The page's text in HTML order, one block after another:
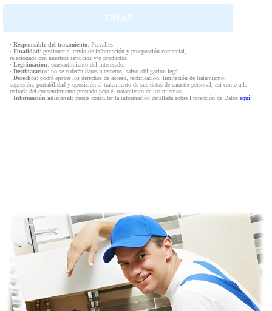
· Responsable del tratamiento: Fervalles
· Finalidad: gestionar el envío de información y prospección comercial,
relacionada con nuestros servicios y/o productos.
· Legitimación: consentimiento del interesado.
· Destinatarios: no se cederán datos a terceros, salvo obligación legal.
· Derechos: podrá ejercer los derechos de acceso, rectificación, limitación de tratamiento,
supresión, portabilidad y oposición al tratamiento de sus datos de carácter personal, así como a la
retirada del consentimiento prestado para el tratamiento de los mismos.
· Información adicional: puede consultar la información detallada sobre Protección de Datos aquí.